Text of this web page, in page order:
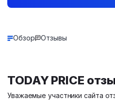
Обзор Отзывы
TODAY PRICE
Уважаемые участники сайта